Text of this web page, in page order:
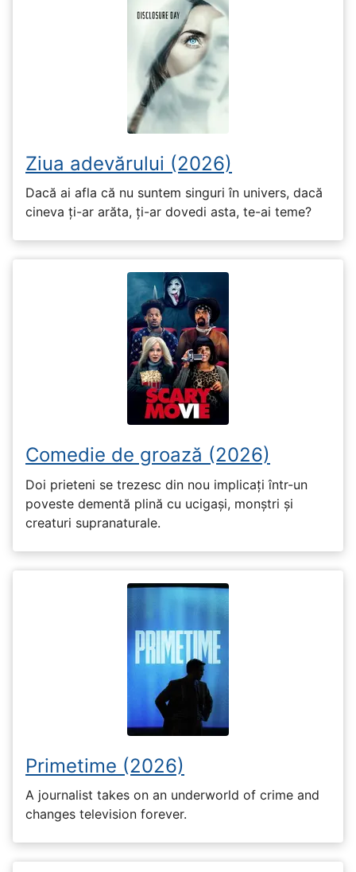
Ziua adevărului (2026)
Dacă ai afla că nu suntem singuri în univers, dacă
cineva ți-ar arăta, ți-ar dovedi asta, te-ai teme?
Comedie de groază (2026)
Doi prieteni se trezesc din nou implicați într-un
poveste dementă plină cu ucigași, monștri și
creaturi supranaturale.
Primetime (2026)
A journalist takes on an underworld of crime and
changes television forever.